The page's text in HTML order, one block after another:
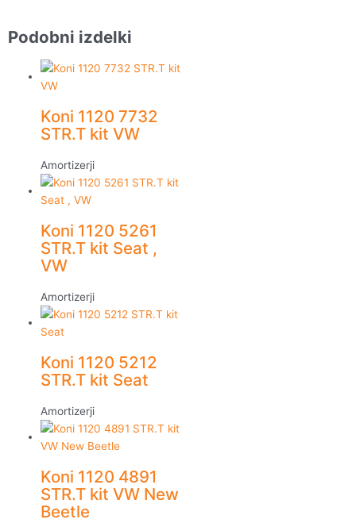
Podobni izdelki
Koni 1120 7732
STR.T kit VW
Amortizerji
Koni 1120 5261
STR.T kit Seat ,
VW
Amortizerji
Koni 1120 5212
STR.T kit Seat
Amortizerji
Koni 1120 4891
STR.T kit VW New
Beetle